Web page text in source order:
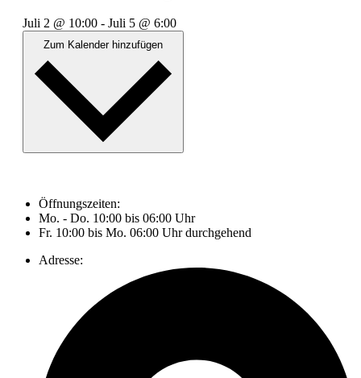
Juli 2 @ 10:00 - Juli 5 @ 6:00
Öffnungszeiten:
Mo. - Do. 10:00 bis 06:00 Uhr
Fr. 10:00 bis Mo. 06:00 Uhr durchgehend
Adresse: